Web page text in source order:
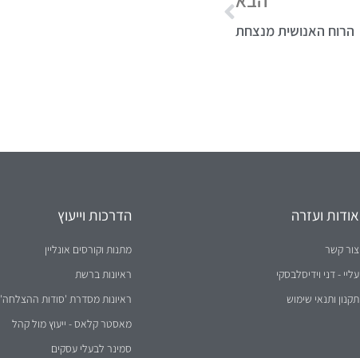
הרוח האנושית מנצחת
אודות ועזרה
צור קשר
עליי - דני וידיסלבסקי
תקנון ותנאי שימוש
הדרכות וייעוץ
מתנות וקורסים אונליין
ראיונות ברשת
ראיונות מסדרת 'סודות ההצלחה'
מאסטר קלאס - ייעוץ מול קהל
סמינר לבעלי עסקים